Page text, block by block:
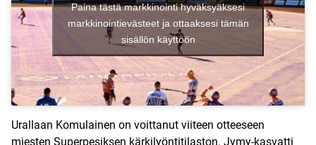
Paina tästä markkinointi hyväksyäksesi
markkinointievästeet ja ottaaksesi tämän
sisällön käyttöön
Urallaan Komulainen on voittanut viiteen otteeseen
miesten Superpesiksen kärkilyöntitilaston. Jymy-kasvatti